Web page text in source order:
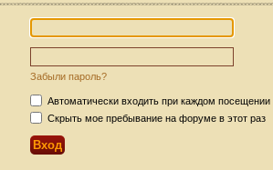
Забыли пароль?
Автоматически входить при каждом посещении
Скрыть мое пребывание на форуме в этот раз